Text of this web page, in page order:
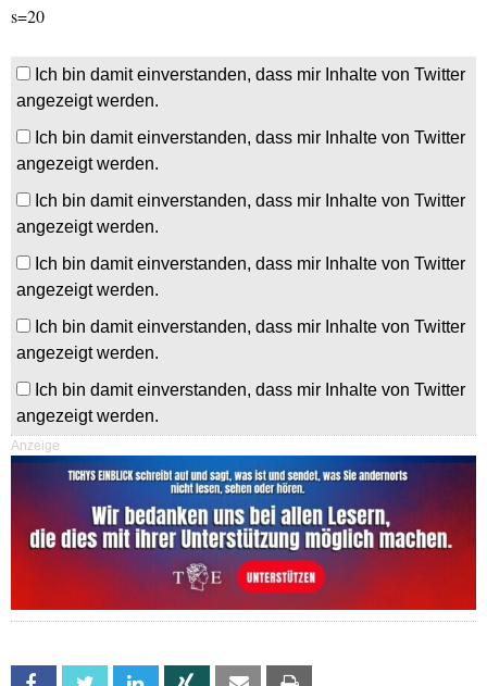
s=20
Ich bin damit einverstanden, dass mir Inhalte von Twitter
angezeigt werden.
Ich bin damit einverstanden, dass mir Inhalte von Twitter
angezeigt werden.
Ich bin damit einverstanden, dass mir Inhalte von Twitter
angezeigt werden.
Ich bin damit einverstanden, dass mir Inhalte von Twitter
angezeigt werden.
Ich bin damit einverstanden, dass mir Inhalte von Twitter
angezeigt werden.
Ich bin damit einverstanden, dass mir Inhalte von Twitter
angezeigt werden.
Anzeige
Facebook Twitter Linkedin Xing Email